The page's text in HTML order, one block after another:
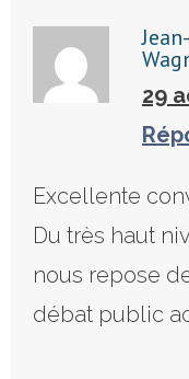
29
Excellente
Du très haut
nous repose
débat public